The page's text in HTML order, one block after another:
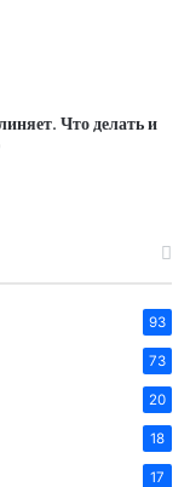
Что делать и
93
73
20
18
17